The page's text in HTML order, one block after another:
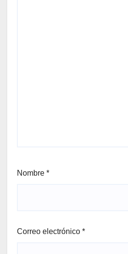
Nombre *
Correo electrónico *